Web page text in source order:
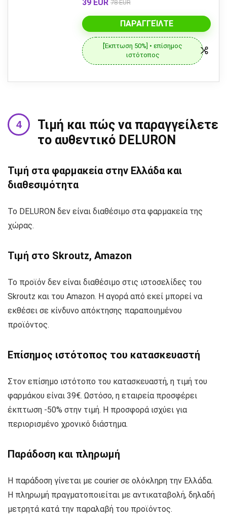
39 EUR 78 EUR
ΠΑΡΑΓΓΕΊΛΤΕ
[Έκπτωση 50%] • επίσημος
ιστότοπος
Τιμή και πώς να παραγγείλετε
το αυθεντικό DELURON
Τιμή στα φαρμακεία στην Ελλάδα και
διαθεσιμότητα
Το DELURON δεν είναι διαθέσιμο στα φαρμακεία της
χώρας.
Τιμή στο Skroutz, Amazon
Το προϊόν δεν είναι διαθέσιμο στις ιστοσελίδες του
Skroutz και του Amazon. Η αγορά από εκεί μπορεί να
εκθέσει σε κίνδυνο απόκτησης παραποιημένου
προϊόντος.
Επίσημος ιστότοπος του κατασκευαστή
Στον επίσημο ιστότοπο του κατασκευαστή, η τιμή του
φαρμάκου είναι 39€. Ωστόσο, η εταιρεία προσφέρει
έκπτωση -50% στην τιμή. Η προσφορά ισχύει για
περιορισμένο χρονικό διάστημα.
Παράδοση και πληρωμή
Η παράδοση γίνεται με courier σε ολόκληρη την Ελλάδα.
Η πληρωμή πραγματοποιείται με αντικαταβολή, δηλαδή
μετρητά κατά την παραλαβή του προϊόντος.